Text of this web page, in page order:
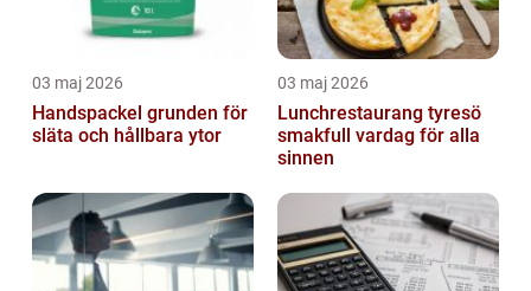
03 maj 2026
Handspackel grunden för
släta och hållbara ytor
03 maj 2026
Lunchrestaurang tyresö
smakfull vardag för alla
sinnen